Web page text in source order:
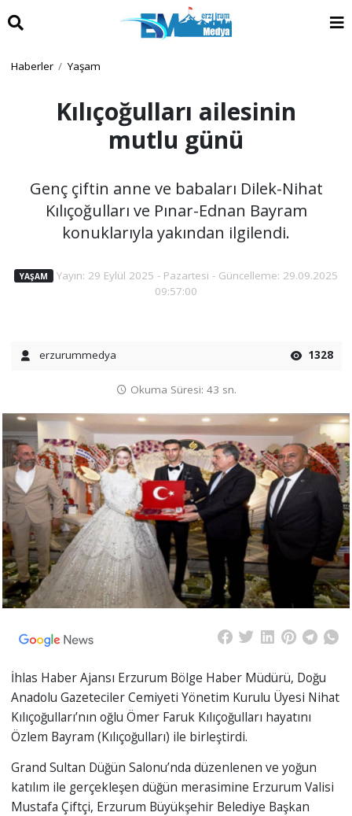
Haberler Yaşam
Kılıçoğulları ailesinin
mutlu günü
Genç çiftin anne ve babaları Dilek-Nihat
Kılıçoğulları ve Pınar-Ednan Bayram
konuklarıyla yakından ilgilendi.
YAŞAM Yayın: 29 Eylül 2025 - Pazartesi - Güncelleme: 29.09.2025
09:57:00
erzurummedya 1328
Okuma Süresi: 43 sn.
İhlas Haber Ajansı Erzurum Bölge Haber Müdürü, Doğu
Anadolu Gazeteciler Cemiyeti Yönetim Kurulu Üyesi Nihat
Kılıçoğulları’nın oğlu Ömer Faruk Kılıçoğulları hayatını
Özlem Bayram (Kılıçoğulları) ile birleştirdi.
Grand Sultan Düğün Salonu’nda düzenlenen ve yoğun
katılım ile gerçekleşen düğün merasimine Erzurum Valisi
Mustafa Çiftçi, Erzurum Büyükşehir Belediye Başkan